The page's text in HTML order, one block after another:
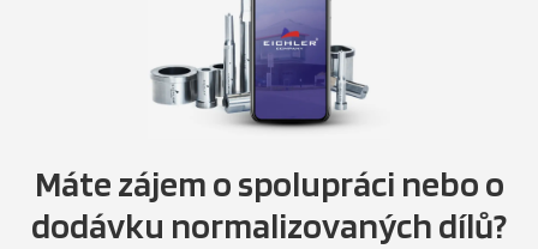
Máte zájem o spolupráci nebo o
dodávku normalizovaných dílů?